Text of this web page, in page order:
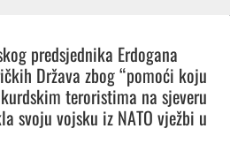
predsjednika Erdogana
Država zbog “pomoći koju
teroristima na sjeveru
svoju vojsku iz NATO vježbi u